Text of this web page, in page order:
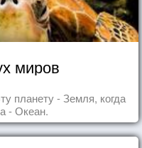
миров
планету - Земля, когда
- Океан.